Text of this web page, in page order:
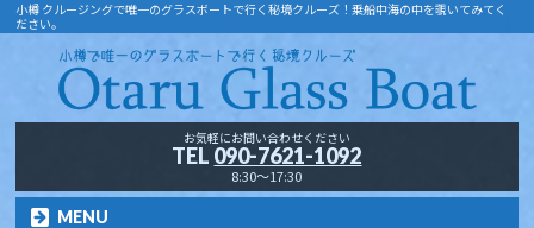
小樽 クルージングで唯一のグラスボートで行く秘境クルーズ！乗船中海の中を覗いてみてく
ださい。
お気軽にお問い合わせください
TEL 090-7621-1092
8:30～17:30
MENU